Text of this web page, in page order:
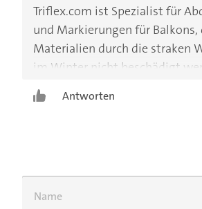
Triflex.com ist Spezialist für
und Markierungen für
Materialien durch die straken
im Winter nicht beschädigt
wird auch für Dächer, Parkdecks
angeboten. So übersteht auch
Antworten
Name